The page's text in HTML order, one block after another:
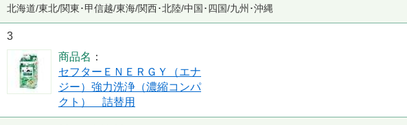
北海道/東北/関東･甲信越/東海/関西･北陸/中国･四国/九州･沖縄
3
商品名
セフターＥＮＥＲＧＹ（エナ
ジー）強力洗浄（濃縮コンパ
クト） 詰替用